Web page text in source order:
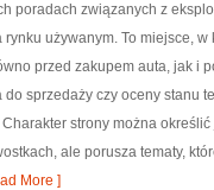
poradach związanych z
rynku używanym. To miejsce,
przed zakupem auta, jak i
do sprzedaży czy oceny stanu
strony można
ale porusza tematy,
More ]